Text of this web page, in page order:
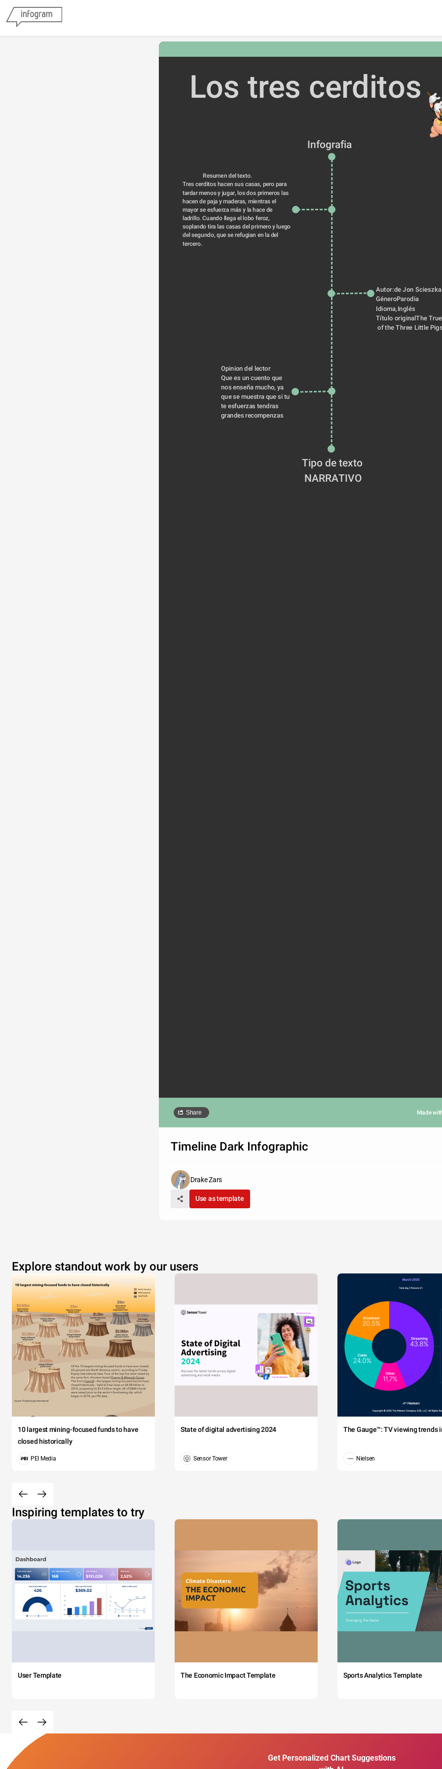
Los tres cerditos
Infografia
               Resumen del texto.
Tres cerditos hacen sus casas, pero para
tardar menos y jugar, los dos primeros las
hacen de paja y maderas, mientras el
mayor se esfuerza más y la hace de
ladrillo. Cuando llega el lobo feroz,
soplando tira las casas del primero y luego
del segundo, que se refugian en la del
tercero.
Autor:de Jon Scieszka
GéneroParodia
Idioma,Inglés
Título originalThe
of the Three Little
Opinion del lector
Que es un cuento que
nos enseña mucho, ya
que se muestra que si tu
te esfuerzas tendras
grandes recompenzas
Tipo de texto
NARRATIVO
Share Made
Timeline Dark Infographic
Drake Zars
Use as template
Explore standout work by our users
10 largest mining-focused funds to have
closed historically
PEI Media
State of digital advertising 2024
Sensor Tower
The Gauge™: TV viewing trends
Nielsen
Inspiring templates to try
User Template The Economic Impact Template Sports Analytics Template
Get Personalized Chart Suggestions